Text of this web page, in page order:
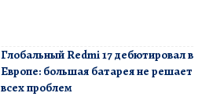
Глобальный Redmi 17 дебютировал в
Европе: большая батарея не решает
всех проблем